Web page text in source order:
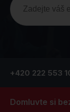
+420 222 553
Domluvte si